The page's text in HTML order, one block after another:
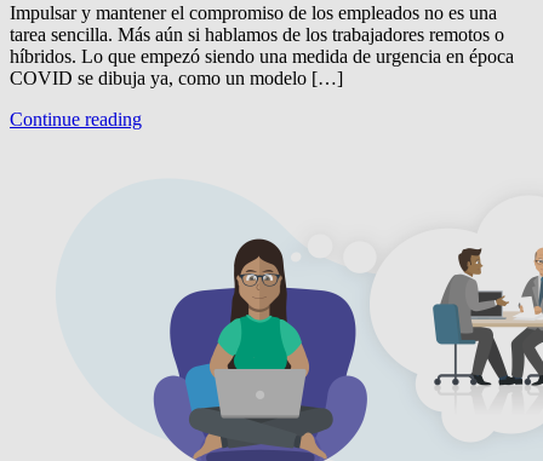
Impulsar y mantener el compromiso de los empleados no es una
tarea sencilla. Más aún si hablamos de los trabajadores remotos o
híbridos. Lo que empezó siendo una medida de urgencia en época
COVID se dibuja ya, como un modelo […]
Continue reading